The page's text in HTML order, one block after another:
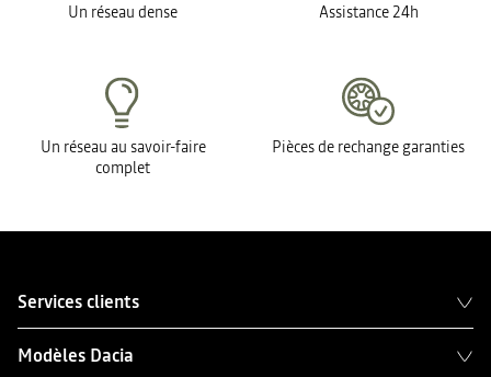
Un réseau dense Assistance 24h
Un réseau au savoir-faire
complet
Pièces de rechange garanties
Services clients
Modèles Dacia